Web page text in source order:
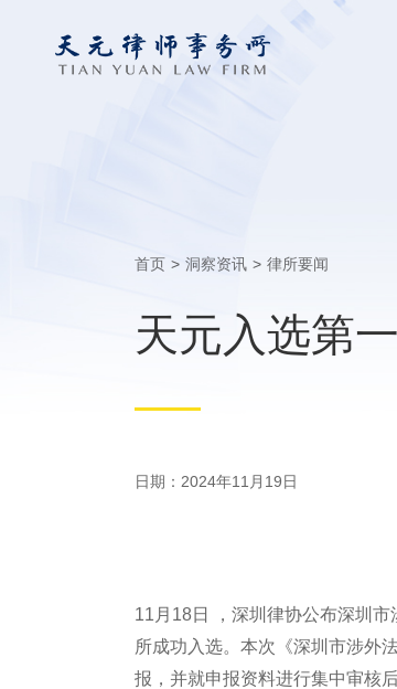
首页 > 洞察资讯 > 律所要闻
天元入选第
日期：2024年11月19日
11月18日 ，深圳律协公布深圳
所成功入选。本次《深圳市涉外
报，并就申报资料进行集中审核